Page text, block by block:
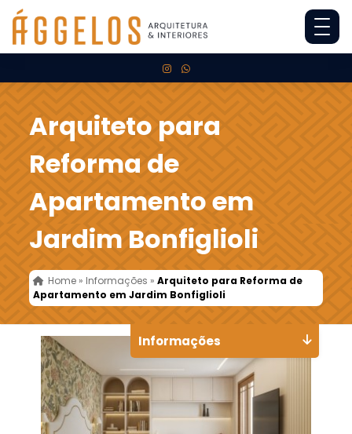
Arquiteto para
Reforma de
Apartamento em
Jardim Bonfiglioli
Home » Informações »Arquiteto para Reforma de
Apartamento em Jardim Bonfiglioli
Informações